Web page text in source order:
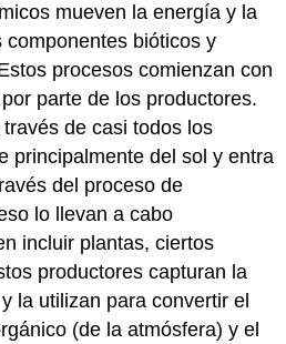
mueven la energía y la
bióticos y
procesos comienzan con
parte de los productores.
de casi todos los
principalmente del sol y entra
del proceso de
lo llevan a cabo
incluir plantas, ciertos
productores capturan la
la utilizan para convertir el
(de la atmósfera) y el